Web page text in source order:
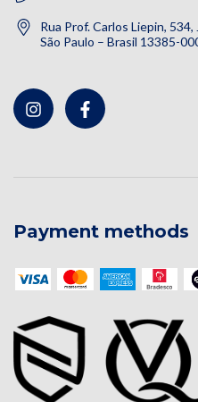
Rua Prof. Carlos Liepin,
São Paulo – Brasil 13385-
Payment methods